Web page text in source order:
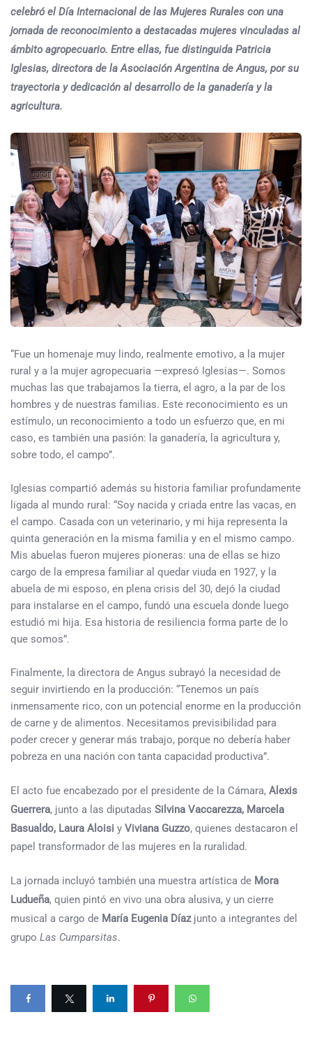
celebró el Día Internacional de las Mujeres Rurales con una
jornada de reconocimiento a destacadas mujeres vinculadas al
ámbito agropecuario. Entre ellas, fue distinguida Patricia
Iglesias, directora de la Asociación Argentina de Angus, por su
trayectoria y dedicación al desarrollo de la ganadería y la
agricultura.
“Fue un homenaje muy lindo, realmente emotivo, a la mujer
rural y a la mujer agropecuaria —expresó Iglesias—. Somos
muchas las que trabajamos la tierra, el agro, a la par de los
hombres y de nuestras familias. Este reconocimiento es un
estímulo, un reconocimiento a todo un esfuerzo que, en mi
caso, es también una pasión: la ganadería, la agricultura y,
sobre todo, el campo”.
Iglesias compartió además su historia familiar profundamente
ligada al mundo rural: “Soy nacida y criada entre las vacas, en
el campo. Casada con un veterinario, y mi hija representa la
quinta generación en la misma familia y en el mismo campo.
Mis abuelas fueron mujeres pioneras: una de ellas se hizo
cargo de la empresa familiar al quedar viuda en 1927, y la
abuela de mi esposo, en plena crisis del 30, dejó la ciudad
para instalarse en el campo, fundó una escuela donde luego
estudió mi hija. Esa historia de resiliencia forma parte de lo
que somos”.
Finalmente, la directora de Angus subrayó la necesidad de
seguir invirtiendo en la producción: “Tenemos un país
inmensamente rico, con un potencial enorme en la producción
de carne y de alimentos. Necesitamos previsibilidad para
poder crecer y generar más trabajo, porque no debería haber
pobreza en una nación con tanta capacidad productiva”.
El acto fue encabezado por el presidente de la Cámara, Alexis
Guerrera, junto a las diputadas Silvina Vaccarezza, Marcela
Basualdo, Laura Aloisi y Viviana Guzzo, quienes destacaron el
papel transformador de las mujeres en la ruralidad.
La jornada incluyó también una muestra artística de Mora
Ludueña, quien pintó en vivo una obra alusiva, y un cierre
musical a cargo de María Eugenia Díazjunto a integrantes del
grupo Las Cumparsitas.